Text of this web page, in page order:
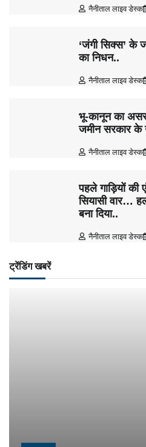
नैनीताल लाइव डेस्क
‘जंगी सिक्स’ के
का निधन..
नैनीताल लाइव डेस्क
भू-कानून का
जमीन सरकार के
नैनीताल लाइव डेस्क
पहले गाड़ियों की
सियासी वार…
बना दिया..
नैनीताल लाइव डेस्क
ट्रेंडिंग खबरें